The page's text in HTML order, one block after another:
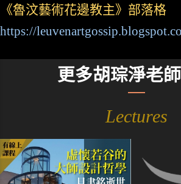
《魯汶藝術花邊教主》部落格
https://
更多胡琮淨老
Lectures